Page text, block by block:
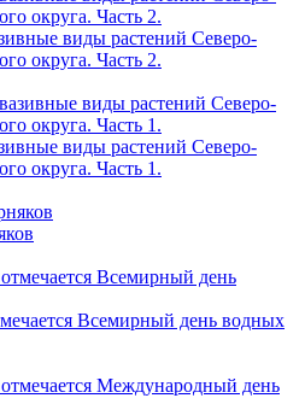
виды растений Северо-
округа. Часть 2.
виды растений Северо-
округа. Часть 1.
Всемирный день водных